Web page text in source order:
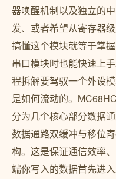
器唤醒机制以及独立的
发、或者希望从寄存器
搞懂这个模块就等于掌
串口模块时也能快速上
程拆解要驾驭一个外设
是如何流动的。
分为几个核心部分数据
数据通路双缓冲与移位
构。这是保证通信效率
端你写入的数据首先进